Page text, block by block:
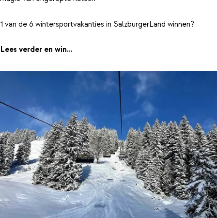
1 van de 6 wintersportvakanties in SalzburgerLand winnen?
Lees verder en win...